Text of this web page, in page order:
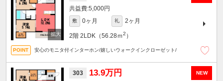
5,000円
敷 0ヶ月 礼 2ヶ月
2階 2LDK（56.28ｍ2 ）
安心のモニタ付インターホン/嬉しいウォークインクローゼット/
NEW
303 13.9万円